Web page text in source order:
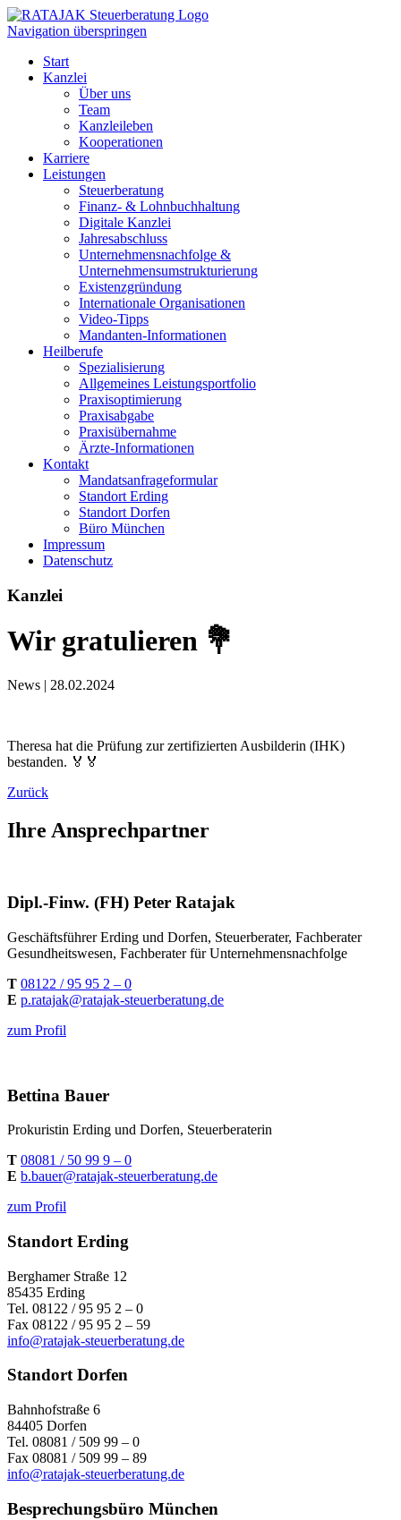
Navigation überspringen
Start
Kanzlei
Über uns
Team
Kanzleileben
Kooperationen
Karriere
Leistungen
Steuerberatung
Finanz- & Lohnbuchhaltung
Digitale Kanzlei
Jahresabschluss
Unternehmensnachfolge &
Unternehmensumstrukturierung
Existenzgründung
Internationale Organisationen
Video-Tipps
Mandanten-Informationen
Heilberufe
Spezialisierung
Allgemeines Leistungsportfolio
Praxisoptimierung
Praxisabgabe
Praxisübernahme
Ärzte-Informationen
Kontakt
Mandatsanfrageformular
Standort Erding
Standort Dorfen
Büro München
Impressum
Datenschutz
Kanzlei
Wir gratulieren 💐
News | 28.02.2024
Theresa hat die Prüfung zur zertifizierten Ausbilderin (IHK)
bestanden. 🏅🏅
Zurück
Ihre Ansprechpartner
Dipl.-Finw. (FH) Peter Ratajak
Geschäftsführer Erding und Dorfen, Steuerberater, Fachberater
Gesundheitswesen, Fachberater für Unternehmensnachfolge
T 08122 / 95 95 2 – 0
E p.ratajak@ratajak-steuerberatung.de
zum Profil
Bettina Bauer
Prokuristin Erding und Dorfen, Steuerberaterin
T 08081 / 50 99 9 – 0
E b.bauer@ratajak-steuerberatung.de
zum Profil
Standort Erding
Berghamer Straße 12
85435 Erding
Tel. 08122 / 95 95 2 – 0
Fax 08122 / 95 95 2 – 59
info@ratajak-steuerberatung.de
Standort Dorfen
Bahnhofstraße 6
84405 Dorfen
Tel. 08081 / 509 99 – 0
Fax 08081 / 509 99 – 89
info@ratajak-steuerberatung.de
Besprechungsbüro München